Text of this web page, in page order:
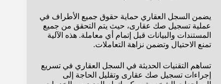
يضمن السجل العقاري حماية حقوق جميع الأطراف في
عملية تسجيل صك عقارى، حيث يتم التحقق من جميع
المستندات والبيانات قبل إتمام أي معاملة. هذه الآلية
تمنع الاحتيال وتضمن نزاهة التعاملات.
تساهم التقنيات الحديثة في السجل العقاري في تسريع
إجراءات تسجيل صك عقارى وتقليل الحاجة إلى